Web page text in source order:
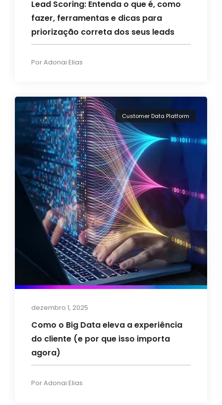
Lead Scoring: Entenda o que é, como
fazer, ferramentas e dicas para
priorização correta dos seus leads
PorAdonai Elias
Customer Data Platform
dezembro 1, 2025
Como o Big Data eleva a experiência
do cliente (e por que isso importa
agora)
PorAdonai Elias